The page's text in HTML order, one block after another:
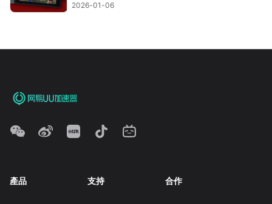
2026-01-06
產品 支持 合作